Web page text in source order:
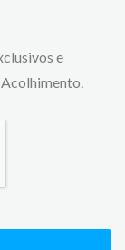
e